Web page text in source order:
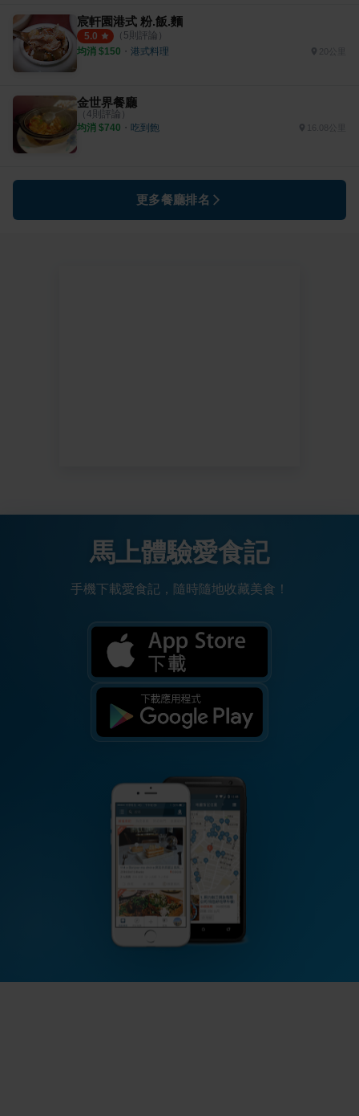
宸軒園港式 粉.飯.麵
5.0 （ 5則評論）
均消 $150 ・ 港式料理
金世界餐廳
（ 4則評論）
均消 $740 ・ 吃到飽
更多餐廳排名
馬上體驗愛食記
手機下載愛食記，隨時隨地收藏美食！